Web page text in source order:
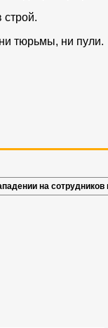
тюрьмы, ни пули.
на сотрудников